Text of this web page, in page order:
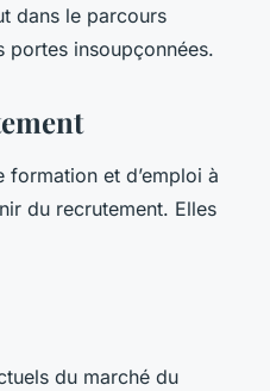
dans le parcours
portes insoupçonnées.
et d’emploi à
du recrutement. Elles
du marché du